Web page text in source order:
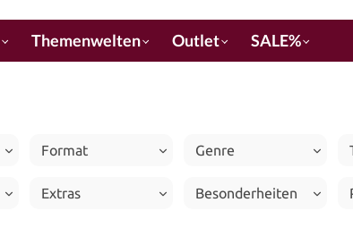
Themenwelten Outlet SALE%
Format Genre
Extras Besonderheiten